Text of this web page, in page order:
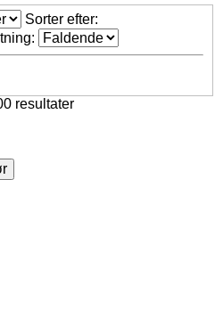
Sorter efter:
resultater